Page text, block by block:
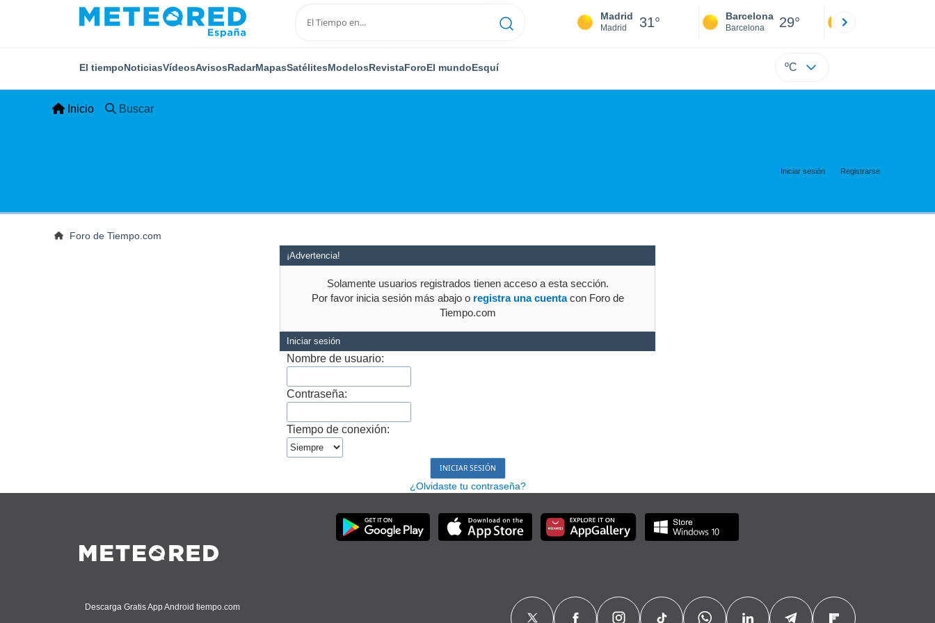
Madrid
Madrid 31° Barcelona
Barcelona 29°
El tiempoNoticiasVídeosAvisosRadarMapasSatélitesModelosRevistaForoEl mundoEsquí ºC
Inicio Buscar
Iniciar sesión Registrarse
Foro de Tiempo.com
¡Advertencia!
Solamente usuarios registrados tienen acceso a esta sección.
Por favor inicia sesión más abajo o registra una cuentacon Foro de
Tiempo.com
Iniciar sesión
Nombre de usuario:
Contraseña:
Tiempo de conexión:
¿Olvidaste tu contraseña?
Descarga Gratis App Android tiempo.com